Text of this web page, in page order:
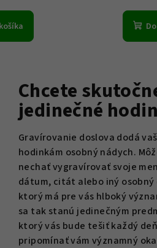
Chcete
jedinečné
Gravírovanie doslova dodá
hodinkám osobný nádych.
nechať vygravírovať svoje
dátum, citát alebo iný osobný
ktorý má pre vás hlboký
sa tak stanú jedinečným
ktorý vás bude tešiť každý
pripomínať vám významný